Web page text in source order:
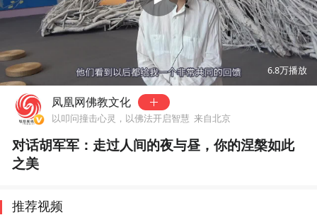
00:00 07:19
6.8万播放
凤凰网佛教文化
以叩问撞击心灵，以佛法开启智慧 来自北京
对话胡军军：走过人间的夜与昼，你的涅槃如此
之美
推荐视频